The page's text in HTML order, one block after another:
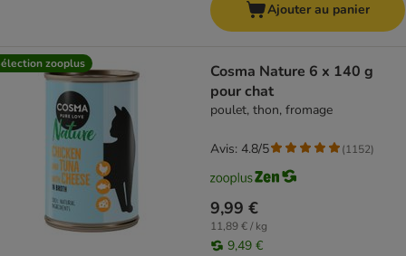
Ajouter au panier
zooplus
Cosma Nature 6 x 140 g
pour chat
poulet, thon, fromage
9,99 €
11,89 € / kg
9,49 €
Avis: 4.8/5 (1152)